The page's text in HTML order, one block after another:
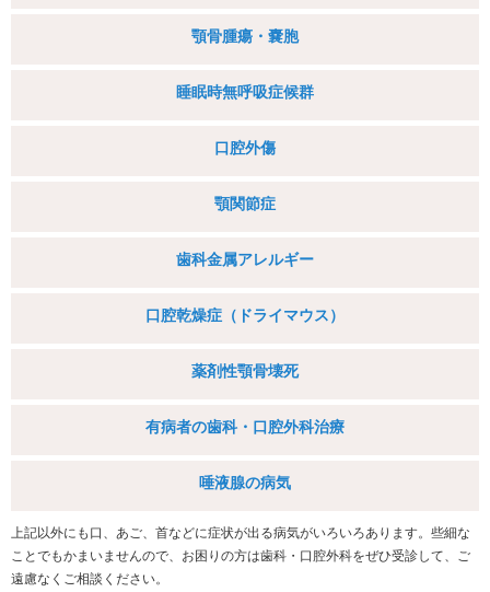
顎骨腫瘍・嚢胞
睡眠時無呼吸症候群
口腔外傷
顎関節症
歯科金属アレルギー
口腔乾燥症（ドライマウス）
薬剤性顎骨壊死
有病者の⻭科・⼝腔外科治療
唾液腺の病気
上記以外にも口、あご、首などに症状が出る病気がいろいろあります。些細な
ことでもかまいませんので、お困りの方は歯科・口腔外科をぜひ受診して、ご
遠慮なくご相談ください。